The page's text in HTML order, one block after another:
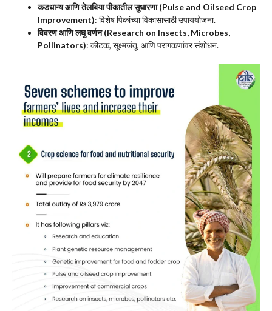
कडधान्य आणि तेलबिया पीकातील सुधारणा (Pulse and Oilseed Crop
Improvement): विशेष पिकांच्या विकासासाठी उपाययोजना.
विवरण आणि लघु वर्णन (Research on Insects, Microbes,
Pollinators): कीटक, सूक्ष्मजंतू, आणि परागकणांवर संशोधन.